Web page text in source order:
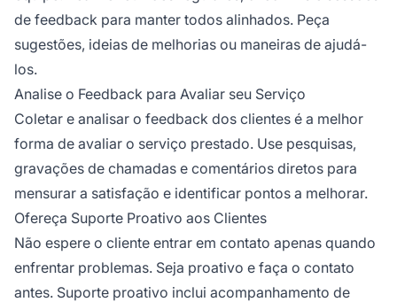
de feedback para manter todos alinhados. Peça
sugestões, ideias de melhorias ou maneiras de ajudá-
los.
Analise o Feedback para Avaliar seu Serviço
Coletar e analisar o feedback dos clientes é a melhor
forma de avaliar o serviço prestado. Use pesquisas,
gravações de chamadas e comentários diretos para
mensurar a satisfação e identificar pontos a melhorar.
Ofereça Suporte Proativo aos Clientes
Não espere o cliente entrar em contato apenas quando
enfrentar problemas. Seja proativo e faça o contato
antes. Suporte proativo inclui acompanhamento de